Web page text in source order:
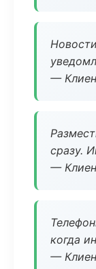
—
сразу.
—
когда
—